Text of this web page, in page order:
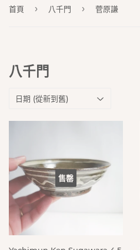
首頁 › 八千門 › 菅原謙
八千門
售罄